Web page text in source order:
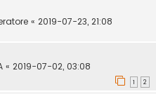
« 2019-07-23, 21:08
« 2019-07-02, 03:08
1 2